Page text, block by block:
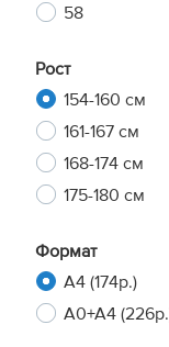
58
Рост
154-160 см
161-167 см
168-174 см
175-180 см
Формат
A4 (174р.)
A0+A4